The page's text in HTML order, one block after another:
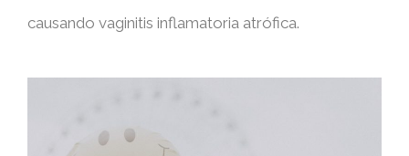
causando vaginitis inflamatoria atrófica.